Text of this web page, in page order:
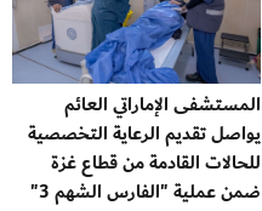
المستشفى الإماراتي العائم
يواصل تقديم الرعاية التخصصية
للحالات القادمة من قطاع غزة
ضمن عملية "الفارس الشهم 3"